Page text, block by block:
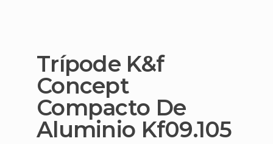
Trípode K&f
Concept
Compacto De
Aluminio Kf09.105